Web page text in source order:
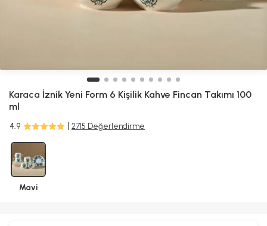
Karaca İznik Yeni Form 6 Kişilik Kahve Fincan Takımı 100
ml
4.9 2715 Değerlendirme
Mavi